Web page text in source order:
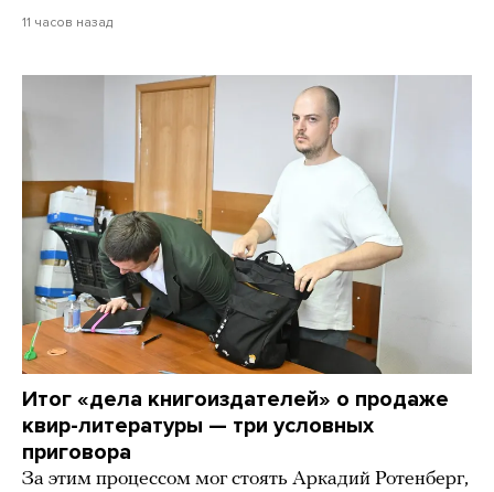
11 часов назад
Итог «дела книгоиздателей» о продаже
квир-литературы — три условных
приговора
За этим процессом мог стоять Аркадий Ротенберг,